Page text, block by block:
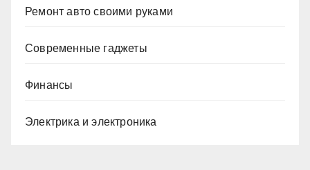
Ремонт авто своими руками
Современные гаджеты
Финансы
Электрика и электроника